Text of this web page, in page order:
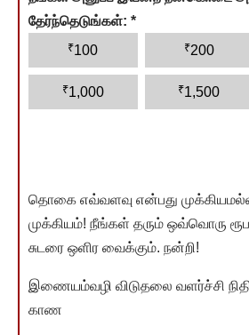
தேர்ந்தெடுங்கள்: *
₹100 ₹200
₹1,000 ₹1,500
தொகை எவ்வளவு என்பது
முக்கியம்! நீங்கள் தரும் ஒவ்வொரு
சுடரை ஒளிர வைக்கும். நன்றி!
இணையம்வழி விடுதலை வளர்ச்சி
காண